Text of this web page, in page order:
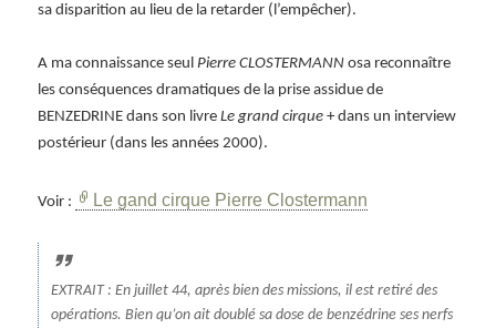
sa disparition au lieu de la retarder (l’empêcher).
A ma connaissance seulPierre CLOSTERMANN osa reconnaître
les conséquences dramatiques de la prise assidue de
BENZEDRINE dans son livreLe grand cirque + dans un interview
postérieur (dans les années 2000).
Voir : Le gand cirque Pierre Clostermann
EXTRAIT : En juillet 44, après bien des missions, il est retiré des
opérations. Bien qu’on ait doublé sa dose de benzédrine ses nerfs